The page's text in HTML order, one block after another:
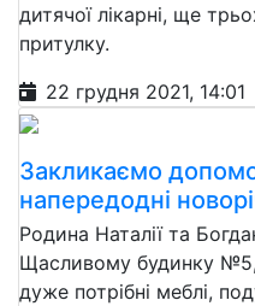
дитячої лікарні, ще
притулку.
22 грудня 2021, 14:01
Закликаємо
напередодні
Родина Наталії та
Щасливому будинку
дуже потрібні меблі,